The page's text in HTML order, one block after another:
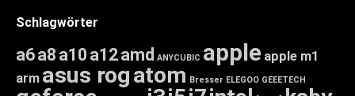
Schlagwörter
a6a8 a10 a12amd ANYCUBIC apple apple m1
arm asus rogatom Bresser ELEGOO GEEETECH